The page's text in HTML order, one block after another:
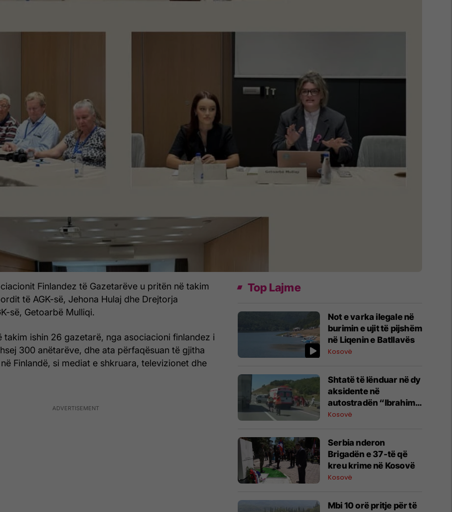
Finlandez të Gazetarëve u pritën në takim
të AGK-së, Jehona Hulaj dhe Drejtorja
së, Getoarbë Mulliqi.
takim ishin 26 gazetarë, nga asociacioni finlandez i
300 anëtarëve, dhe ata përfaqësuan të gjitha
Finlandë, si mediat e shkruara, televizionet dhe
Top Lajme
Not e varka ilegale në
burimin e ujit të pijshëm
në Liqenin e Batllavës
Kosovë
Shtatë të lënduar në dy
aksidente në
autostradën “Ibrahim
Rugova”
Kosovë
​Serbia nderon
Brigadën e 37-të që
kreu krime në Kosovë
Kosovë
Mbi 10 orë pritje për të